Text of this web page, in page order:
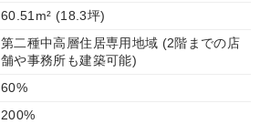
60.51m² (18.3坪)
第二種中高層住居専用地域 (2階までの店
舗や事務所も建築可能)
60%
200%